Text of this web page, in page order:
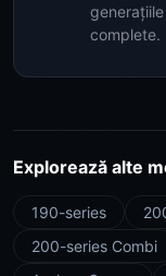
complete.
Explorează alte
190-series
200-series Combi